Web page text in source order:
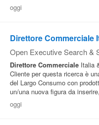
oggi
Direttore Commerciale
Open Executive Search &
Direttore Commerciale Italia
Cliente per questa ricerca è
del Largo Consumo con
un/una nuova figura da
oggi